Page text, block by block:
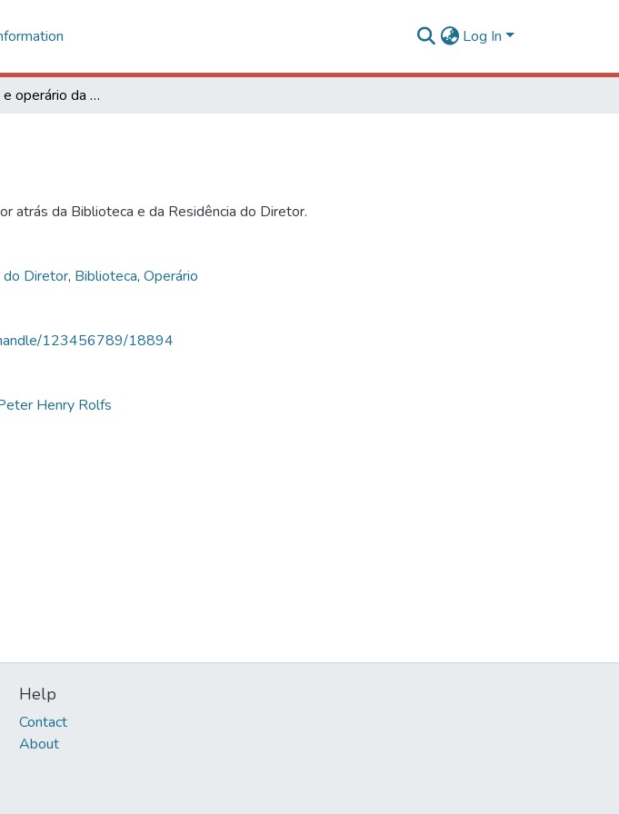
Log In
Bello Lisboa e operário da ESAV
atrás da Biblioteca e da Residência do Diretor.
do Diretor, Biblioteca, Operário
123456789/18894
Henry Rolfs
Help
Contact
About